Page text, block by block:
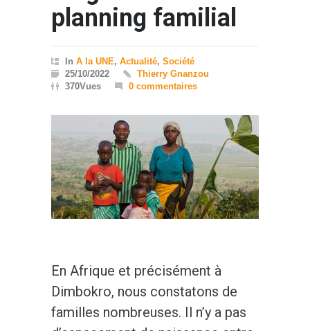
planning familial
In A la UNE, Actualité, Société
25/10/2022
Thierry Gnanzou
370Vues
0 commentaires
En Afrique et précisément à
Dimbokro, nous constatons de
familles nombreuses. Il n’y a pas